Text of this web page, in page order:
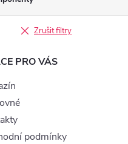
Zrušit filtry
PRO VÁS
podmínky